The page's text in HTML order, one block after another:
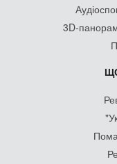
3D-